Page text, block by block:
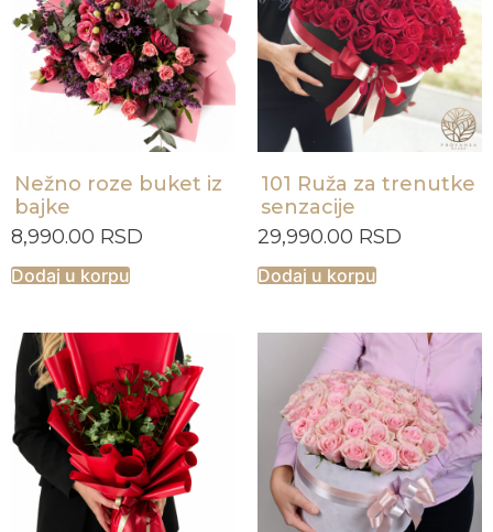
Nežno roze buket iz
bajke
8,990.00 RSD
Dodaj u korpu
101 Ruža za trenutke
senzacije
29,990.00 RSD
Dodaj u korpu